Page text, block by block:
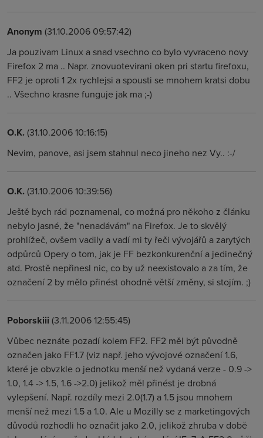
Anonym (31.10.2006 09:57:42)
Ja pouzivam Linux a snad vsechno co bylo vyvraceno novy
Firefox 2 ma .. Napr. znovuotevirani oken pri startu firefoxu,
FF2 je oproti 1 2x rychlejsi a spousti se mnohem kratsi dobu
.. Všechno krasne funguje jak ma ;-)
O.K. (31.10.2006 10:16:15)
Nevim, panove, asi jsem stahnul neco jineho nez Vy.. :-/
O.K. (31.10.2006 10:39:56)
Ještě bych rád poznamenal, co možná pro někoho z článku
nebylo jasné, že "nenadávám" na Firefox. Je to skvělý
prohlížeč, ovšem vadily a vadí mi ty řeči vývojářů a zarytých
odpůrců Opery o tom, jak je FF bezkonkurenční a jedinečný
atd. Prostě nepřinesl nic, co by už neexistovalo a za tím, že
označení 2 by mělo přinést ohodně větší změny, si stojím. ;)
Poborskiii (3.11.2006 12:55:45)
Vůbec neznáte pozadí kolem FF2. FF2 měl být původně
označen jako FF1.7 (viz např. jeho vývojové označení 1.6,
které je obvzkle o jednotku menší než vydaná verze - 0.9 ->
1.0, 1.4 -> 1.5, 1.6 ->2.0) jelikož měl přinést je drobná
vylepšení. Např. rozdíly mezi 2.0(1.7) a 1.5 jsou mnohem
menší než mezi 1.5 a 1.0. Ale u Mozilly se z marketingových
důvodů rozhodli ho označit jako 2.0, jelikož zhruba v době